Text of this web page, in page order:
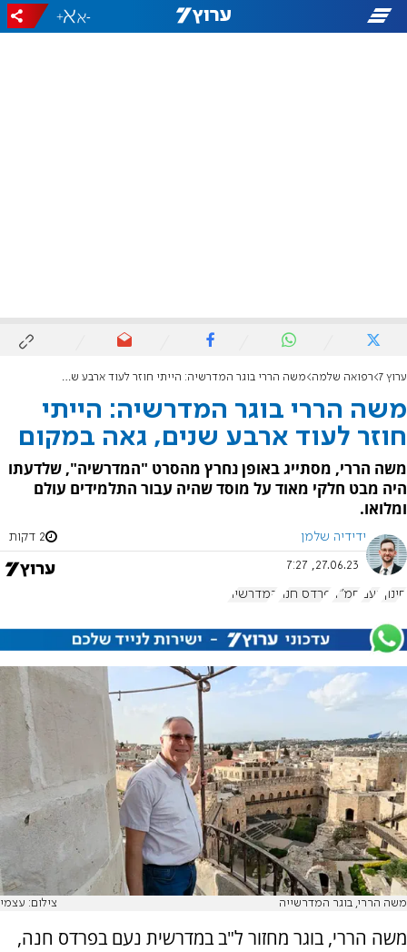
-
+
ערוץ 7 רפואה שלמה משה הררי בוגר המדרשיה: הייתי חוזר לעוד ארבע שנים, גאה במקום
משה הררי בוגר המדרשיה: הייתי
חוזר לעוד ארבע שנים, גאה במקום
משה הררי, מסתייג באופן נחרץ מהסרט "המדרשיה", שלדעתו
היה מבט חלקי מאוד על מוסד שהיה עבור התלמידים עולם
ומלואו.
ידידיה שלמן 2 דקות
27.06.23, 7:27
חינוך נעם חמ"ד פרדס חנה המדרשיה
משה הררי, בוגר המדרשייה צילום: עצמי
משה הררי, בוגר מחזור ל"ב במדרשית נעם בפרדס חנה,